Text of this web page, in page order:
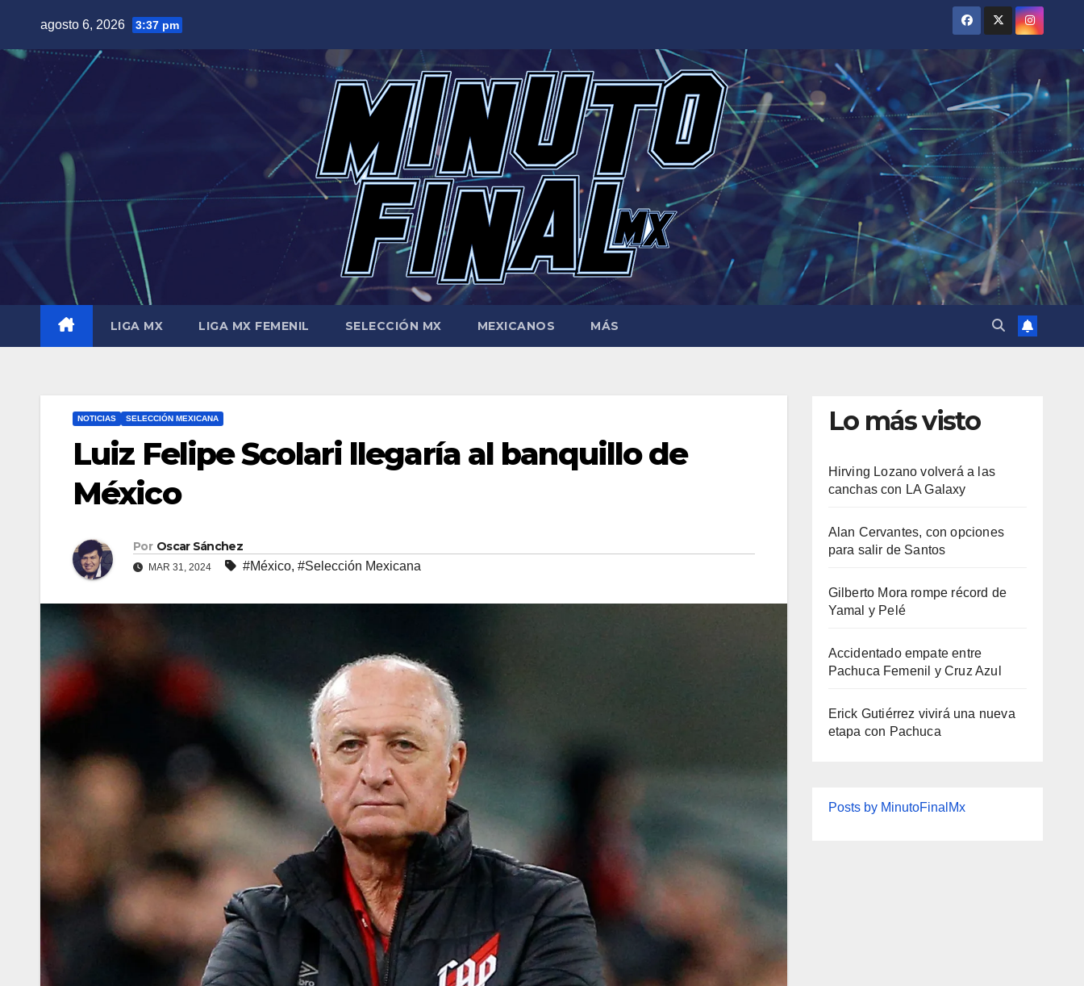
contenido
agosto 6, 2026 3:37 pm
LIGA MX LIGA MX FEMENIL SELECCIÓN MX MEXICANOS MÁS
NOTICIAS SELECCIÓN MEXICANA
Luiz Felipe Scolari llegaría al banquillo de
México
Por Oscar Sánchez
MAR 31, 2024 #México, #Selección Mexicana
Lo más visto
Hirving Lozano volverá a las
canchas con LA Galaxy
Alan Cervantes, con opciones
para salir de Santos
Gilberto Mora rompe récord de
Yamal y Pelé
Accidentado empate entre
Pachuca Femenil y Cruz Azul
Erick Gutiérrez vivirá una nueva
etapa con Pachuca
Posts by MinutoFinalMx